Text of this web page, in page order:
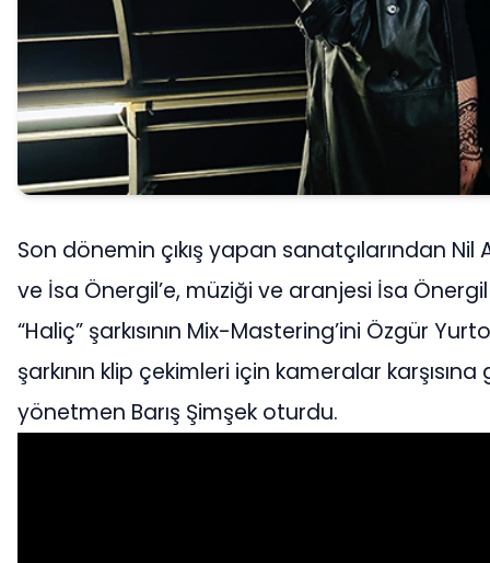
Son dönemin çıkış yapan sanatçılarından
ve İsa Önergil’e, müziği ve aranjesi İsa Önergil
“Haliç” şarkısının Mix-Mastering’ini Özgür
şarkının klip çekimleri için kameralar
yönetmen Barış Şimşek oturdu.